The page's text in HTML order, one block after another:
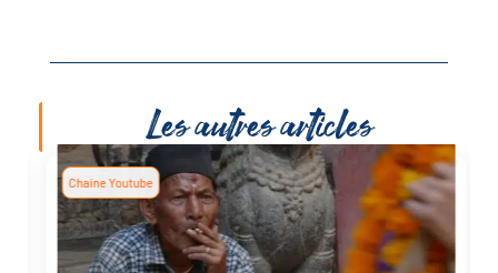
Les autres articles
Chaine Youtube